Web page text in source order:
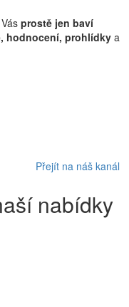
prostě jen baví
hodnocení, prohlídky a
Přejít na náš kanál
nabídky